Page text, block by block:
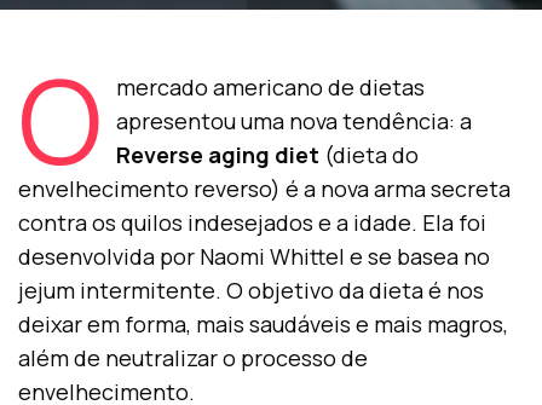
O
mercado americano de dietas
apresentou uma nova tendência: a
Reverse aging diet (dieta do
envelhecimento reverso) é a nova arma secreta
contra os quilos indesejados e a idade. Ela foi
desenvolvida por Naomi Whittel e se basea no
jejum intermitente. O objetivo da dieta é nos
deixar em forma, mais saudáveis e mais magros,
além de neutralizar o processo de
envelhecimento.